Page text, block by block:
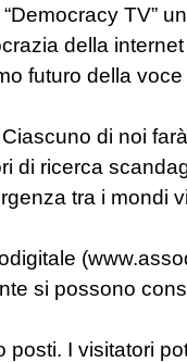
TV”
della
futuro della
di noi
di ricerca
tra i mondi
si possono
posti. I visitatori